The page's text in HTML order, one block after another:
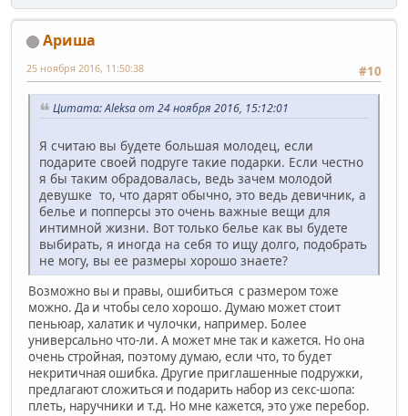
Ариша
#10
25 ноября 2016, 11:50:38
Цитата: Aleksa от 24 ноября 2016, 15:12:01
Я считаю вы будете большая молодец, если
подарите своей подруге такие подарки. Если честно
я бы таким обрадовалась, ведь зачем молодой
девушке то, что дарят обычно, это ведь девичник, а
белье и попперсы это очень важные вещи для
интимной жизни. Вот только белье как вы будете
выбирать, я иногда на себя то ищу долго, подобрать
не могу, вы ее размеры хорошо знаете?
Возможно вы и правы, ошибиться с размером тоже
можно. Да и чтобы село хорошо. Думаю может стоит
пеньюар, халатик и чулочки, например. Более
универсально что-ли. А может мне так и кажется. Но она
очень стройная, поэтому думаю, если что, то будет
некритичная ошибка. Другие приглашенные подружки,
предлагают сложиться и подарить набор из секс-шопа:
плеть, наручники и т.д. Но мне кажется, это уже перебор.